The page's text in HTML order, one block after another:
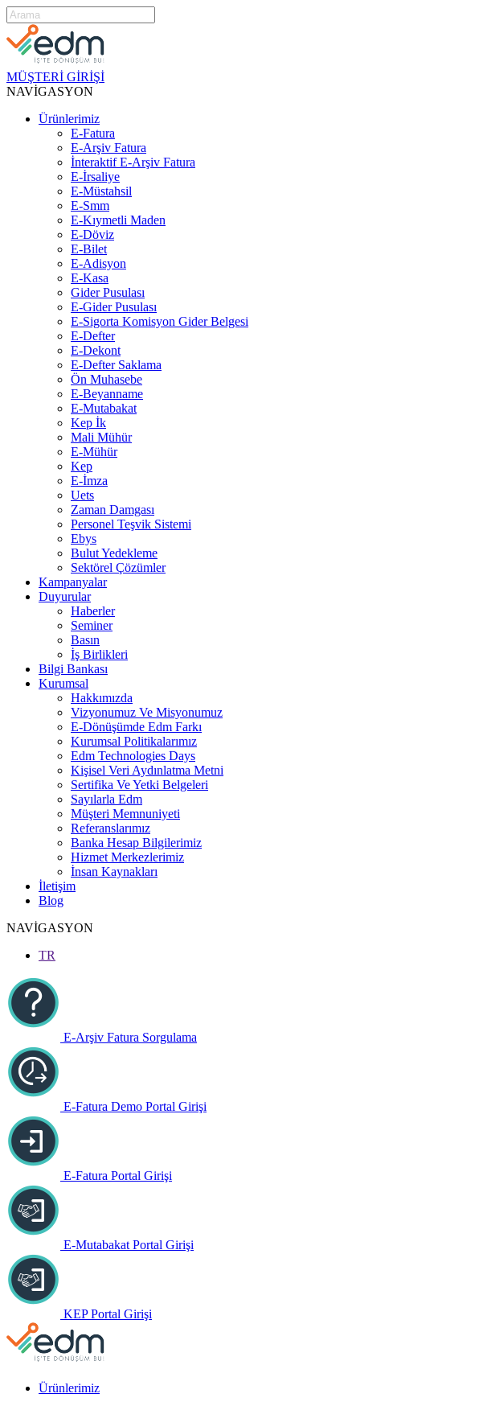
MÜŞTERİ GİRİŞİ
NAVİGASYON
Ürünlerimiz
E-Fatura
E-Arşiv Fatura
İnteraktif E-Arşiv Fatura
E-İrsaliye
E-Müstahsil
E-Smm
E-Kıymetli Maden
E-Döviz
E-Bilet
E-Adisyon
E-Kasa
Gider Pusulası
E-Gider Pusulası
E-Sigorta Komisyon Gider Belgesi
E-Defter
E-Dekont
E-Defter Saklama
Ön Muhasebe
E-Beyanname
E-Mutabakat
Kep İk
Mali Mühür
E-Mühür
Kep
E-İmza
Uets
Zaman Damgası
Personel Teşvik Sistemi
Ebys
Bulut Yedekleme
Sektörel Çözümler
Kampanyalar
Duyurular
Haberler
Seminer
Basın
İş Birlikleri
Bilgi Bankası
Kurumsal
Hakkımızda
Vizyonumuz Ve Misyonumuz
E-Dönüşümde Edm Farkı
Kurumsal Politikalarımız
Edm Technologies Days
Kişisel Veri Aydınlatma Metni
Sertifika Ve Yetki Belgeleri
Sayılarla Edm
Müşteri Memnuniyeti
Referanslarımız
Banka Hesap Bilgilerimiz
Hizmet Merkezlerimiz
İnsan Kaynakları
İletişim
Blog
NAVİGASYON
TR
E-Arşiv Fatura Sorgulama
E-Fatura Demo Portal Girişi
E-Fatura Portal Girişi
E-Mutabakat Portal Girişi
KEP Portal Girişi
Ürünlerimiz